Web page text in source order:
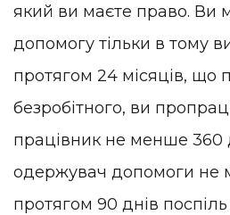
який ви маєте право. Ви
допомогу тільки в тому
протягом 24 місяців, що
безробітного, ви
працівник не менше 360
одержувач допомоги не
протягом 90 днів